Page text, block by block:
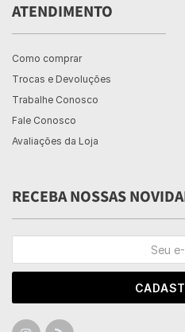
ATENDIMENTO
Como comprar
Trocas e Devoluções
Trabalhe Conosco
Fale Conosco
Avaliações da Loja
RECEBA NOSSAS